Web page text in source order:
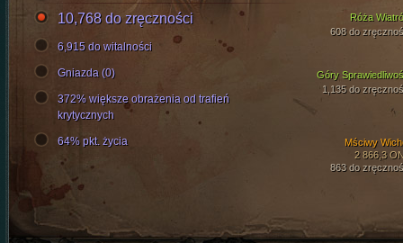
Góry
1,135 do
Mściwy
2 866,3
863 do
Róża
608 do
10,768 do zręczności
6,915 do witalności
Gniazda (0)
372% większe obrażenia od trafień
krytycznych
64% pkt. życia